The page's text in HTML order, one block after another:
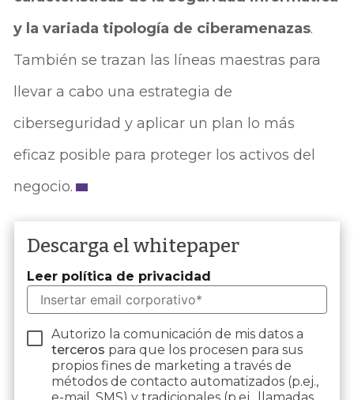
y la variada tipología de ciberamenazas.
También se trazan las líneas maestras para
llevar a cabo una estrategia de
ciberseguridad y aplicar un plan lo más
eficaz posible para proteger los activos del
negocio.
Descarga el whitepaper
Leer política de privacidad
Autorizo la comunicación de mis datos a
terceros para que los procesen para sus
propios fines de marketing a través de
métodos de contacto automatizados (p.ej.,
e-mail, SMS) y tradicionales (p.ej., llamadas